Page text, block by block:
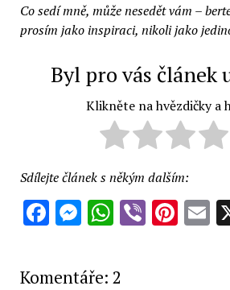
Co sedí mně, může nesedět vám –
prosím jako inspiraci, nikoli jako
Byl pro vás článek
Klikněte na hvězdičky a
Sdílejte článek s někým dalším:
Facebook
Messenger
Viber
Komentáře: 2